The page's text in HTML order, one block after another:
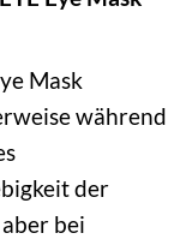
Mask
während
der
bei